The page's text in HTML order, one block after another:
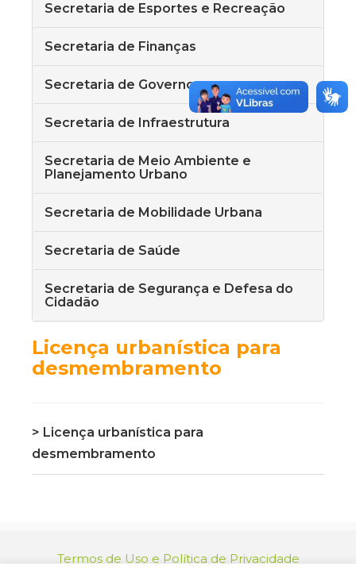
Secretaria de Esportes e Recreação
Secretaria de Finanças
Secretaria de Governo
Secretaria de Infraestrutura
Secretaria de Meio Ambiente e
Planejamento Urbano
Secretaria de Mobilidade Urbana
Secretaria de Saúde
Secretaria de Segurança e Defesa do
Cidadão
Licença urbanística para
desmembramento
> Licença urbanística para
desmembramento
Termos de Uso e Política de Privacidade